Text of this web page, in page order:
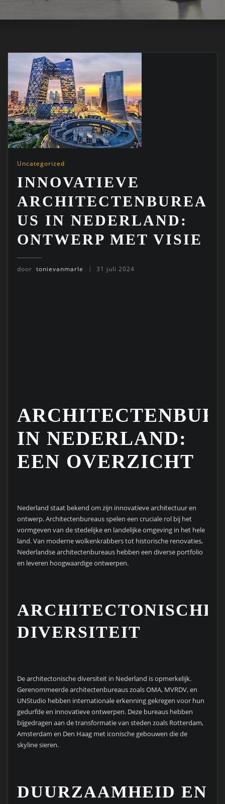
Uncategorized
INNOVATIEVE
ARCHITECTENBUREA
US IN NEDERLAND:
ONTWERP MET VISIE
door tonievanmarle 31 juli 2024
IN NEDERLAND:
EEN OVERZICHT
Nederland staat bekend om zijn innovatieve architectuur en
ontwerp. Architectenbureaus spelen een cruciale rol bij het
vormgeven van de stedelijke en landelijke omgeving in het hele
land. Van moderne wolkenkrabbers tot historische renovaties,
Nederlandse architectenbureaus hebben een diverse portfolio
en leveren hoogwaardige ontwerpen.
ARCHITECTONISCHE
DIVERSITEIT
De architectonische diversiteit in Nederland is opmerkelijk.
Gerenommeerde architectenbureaus zoals OMA, MVRDV, en
UNStudio hebben internationale erkenning gekregen voor hun
gedurfde en innovatieve ontwerpen. Deze bureaus hebben
bijgedragen aan de transformatie van steden zoals Rotterdam,
Amsterdam en Den Haag met iconische gebouwen die de
skyline sieren.
DUURZAAMHEID EN